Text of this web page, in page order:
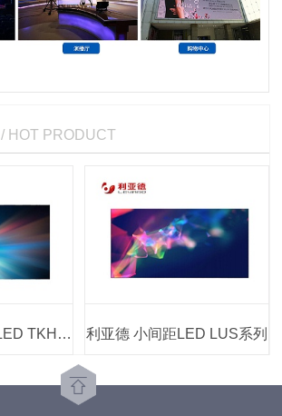
/ HOT PRODUCT
利亚德 室内全彩LED TKH系列 利亚德 小间距LED LUS系列